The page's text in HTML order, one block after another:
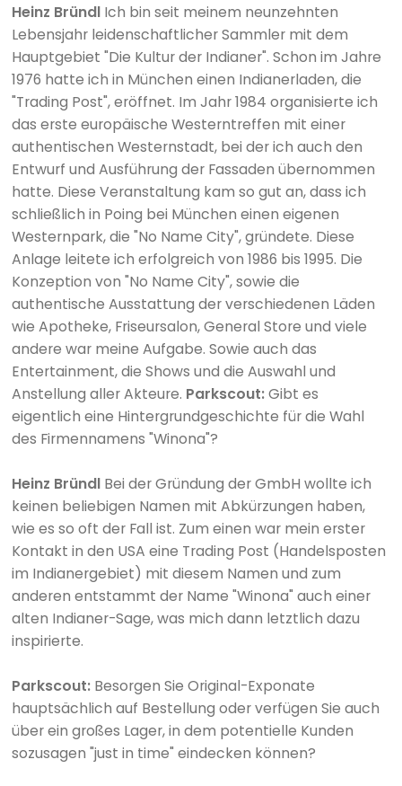
Heinz BründlIch bin seit meinem neunzehnten
Lebensjahr leidenschaftlicher Sammler mit dem
Hauptgebiet "Die Kultur der Indianer". Schon im Jahre
1976 hatte ich in München einen Indianerladen, die
"Trading Post", eröffnet. Im Jahr 1984 organisierte ich
das erste europäische Westerntreffen mit einer
authentischen Westernstadt, bei der ich auch den
Entwurf und Ausführung der Fassaden übernommen
hatte. Diese Veranstaltung kam so gut an, dass ich
schließlich in Poing bei München einen eigenen
Westernpark, die "No Name City", gründete. Diese
Anlage leitete ich erfolgreich von 1986 bis 1995. Die
Konzeption von "No Name City", sowie die
authentische Ausstattung der verschiedenen Läden
wie Apotheke, Friseursalon, General Store und viele
andere war meine Aufgabe. Sowie auch das
Entertainment, die Shows und die Auswahl und
Anstellung aller Akteure. Parkscout:Gibt es
eigentlich eine Hintergrundgeschichte für die Wahl
des Firmennamens "Winona"?
Heinz BründlBei der Gründung der GmbH wollte ich
keinen beliebigen Namen mit Abkürzungen haben,
wie es so oft der Fall ist. Zum einen war mein erster
Kontakt in den USA eine Trading Post (Handelsposten
im Indianergebiet) mit diesem Namen und zum
anderen entstammt der Name "Winona" auch einer
alten Indianer-Sage, was mich dann letztlich dazu
inspirierte.
Parkscout:Besorgen Sie Original-Exponate
hauptsächlich auf Bestellung oder verfügen Sie auch
über ein großes Lager, in dem potentielle Kunden
sozusagen "just in time" eindecken können?